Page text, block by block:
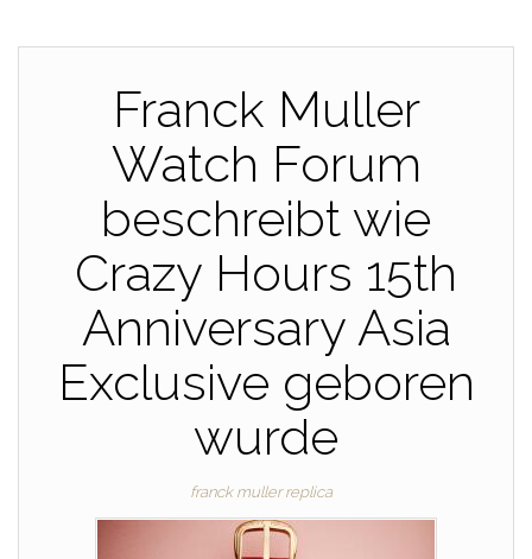
Franck Muller
Watch Forum
beschreibt wie
Crazy Hours 15th
Anniversary Asia
Exclusive geboren
wurde
franck muller replica